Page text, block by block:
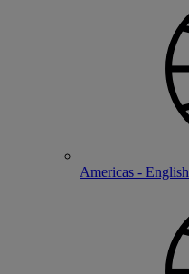
Americas - English